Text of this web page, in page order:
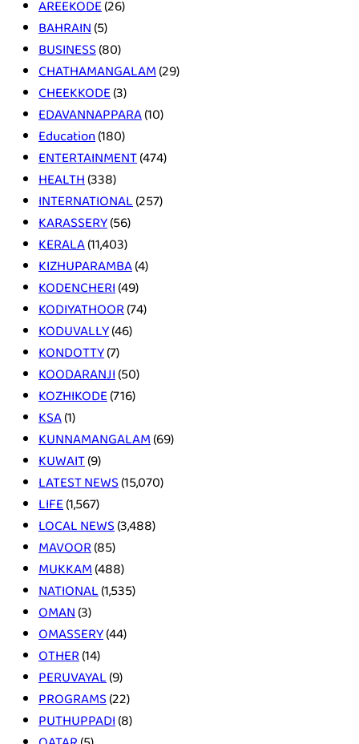
AREEKODE(26)
BAHRAIN(5)
BUSINESS(80)
CHATHAMANGALAM(29)
CHEEKKODE(3)
EDAVANNAPPARA(10)
Education(180)
ENTERTAINMENT(474)
HEALTH(338)
INTERNATIONAL(257)
KARASSERY(56)
KERALA(11,403)
KIZHUPARAMBA(4)
KODENCHERI(49)
KODIYATHOOR(74)
KODUVALLY(46)
KONDOTTY(7)
KOODARANJI(50)
KOZHIKODE(716)
KSA(1)
KUNNAMANGALAM(69)
KUWAIT(9)
LATEST NEWS(15,070)
LIFE(1,567)
LOCAL NEWS(3,488)
MAVOOR(85)
MUKKAM(488)
NATIONAL(1,535)
OMAN(3)
OMASSERY(44)
OTHER(14)
PERUVAYAL(9)
PROGRAMS(22)
PUTHUPPADI(8)